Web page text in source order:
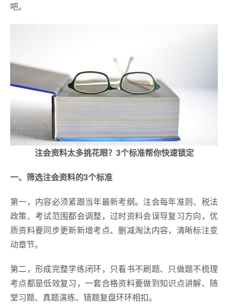
吧。
注会资料太多挑花眼？3个标准帮你快速锁定
一、筛选注会资料的3个标准
第一，内容必须紧跟当年最新考纲。注会每年准则、税法
政策、考试范围都会调整，过时资料会误导复习方向，优
质资料要同步更新新增考点、删减淘汰内容，清晰标注变
动章节。
第二，形成完整学练闭环，只看书不刷题、只做题不梳理
考点都是低效复习，一套合格资料要做到知识点讲解、随
堂习题、真题演练、错题复盘环环相扣。